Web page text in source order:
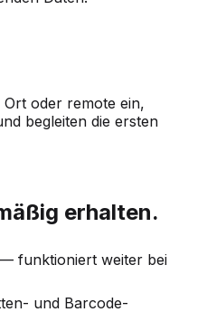
oder remote ein,
begleiten die ersten
erhalten.
funktioniert weiter bei
und Barcode-